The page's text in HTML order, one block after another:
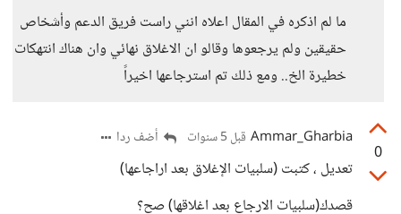
ما لم اذكره في المقال اعلاه انني راست فريق الدعم وأشخاص
حقيقين ولم يرجعوها وقالو ان الاغلاق نهائي وان هناك انتهكات
خطيرة الخ.. ومع ذلك تم استرجاعها اخيراً
0
Ammar_Gharbia قبل 5 سنوات أضف ردا
تعديل ، كتبت (سلبيات الإغلاق بعد اراجاعها)
قصدك(سلبيات الارجاع بعد اغلاقها) صح؟